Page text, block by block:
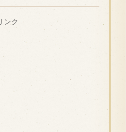
ンク